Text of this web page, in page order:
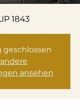
1843
ansehen